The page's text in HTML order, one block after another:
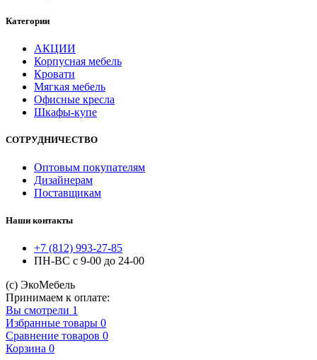
Категории
АКЦИИ
Корпусная мебель
Кровати
Мягкая мебель
Офисные кресла
Шкафы-купе
CОТРУДНИЧЕСТВО
Оптовым покупателям
Дизайнерам
Поставщикам
Наши контакты
+7 (812) 993-27-85
ПН-ВС с 9-00 до 24-00
(с) ЭкоМебель
Принимаем к оплате:
Вы смотрели 1
Избранные товары 0
Сравнение товаров 0
Корзина 0